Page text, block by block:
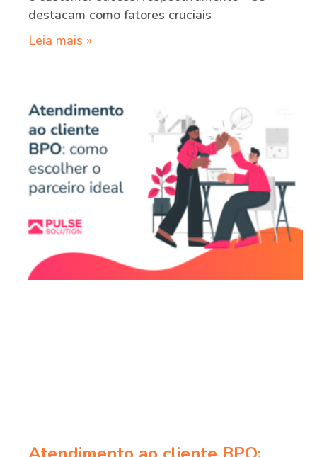
destacam como fatores cruciais
Leia mais »